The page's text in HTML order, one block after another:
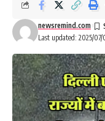
Last updated: 2025/07/
newsremind.com